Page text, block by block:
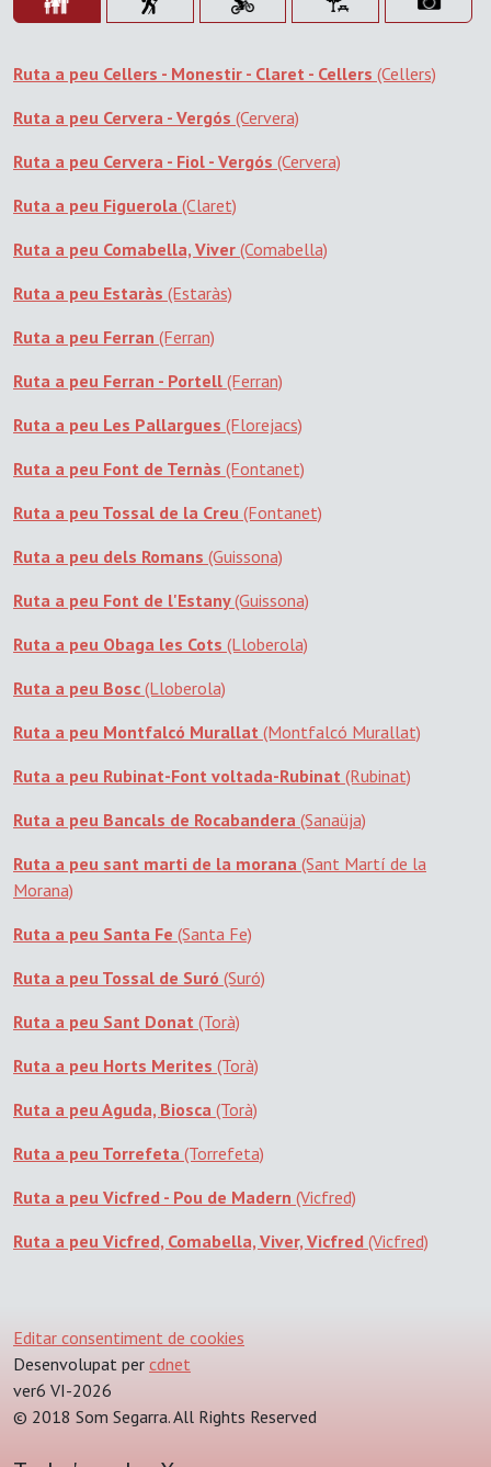
Ruta a peu Cellers - Monestir - Claret - Cellers (Cellers)
Ruta a peu Cervera - Vergós (Cervera)
Ruta a peu Cervera - Fiol - Vergós (Cervera)
Ruta a peu Figuerola (Claret)
Ruta a peu Comabella, Viver (Comabella)
Ruta a peu Estaràs (Estaràs)
Ruta a peu Ferran (Ferran)
Ruta a peu Ferran - Portell (Ferran)
Ruta a peu Les Pallargues (Florejacs)
Ruta a peu Font de Ternàs (Fontanet)
Ruta a peu Tossal de la Creu (Fontanet)
Ruta a peu dels Romans (Guissona)
Ruta a peu Font de l'Estany(Guissona)
Ruta a peu Obaga les Cots (Lloberola)
Ruta a peu Bosc (Lloberola)
Ruta a peu Montfalcó Murallat (Montfalcó Murallat)
Ruta a peu Rubinat-Font voltada-Rubinat (Rubinat)
Ruta a peu Bancals de Rocabandera (Sanaüja)
Ruta a peu sant marti de la morana (Sant Martí de la
Morana)
Ruta a peu Santa Fe (Santa Fe)
Ruta a peu Tossal de Suró (Suró)
Ruta a peu Sant Donat (Torà)
Ruta a peu Horts Merites (Torà)
Ruta a peu Aguda, Biosca (Torà)
Ruta a peu Torrefeta (Torrefeta)
Ruta a peu Vicfred - Pou de Madern (Vicfred)
Ruta a peu Vicfred, Comabella, Viver, Vicfred (Vicfred)
Editar consentiment de cookies
Desenvolupat per cdnet
ver6 VI-2026
© 2018 Som Segarra. All Rights Reserved